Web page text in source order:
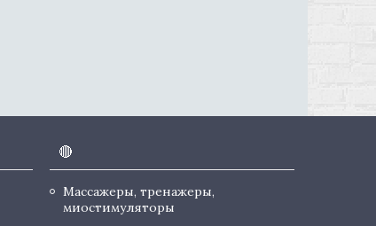
🔴
Массажеры, тренажеры,
миостимуляторы